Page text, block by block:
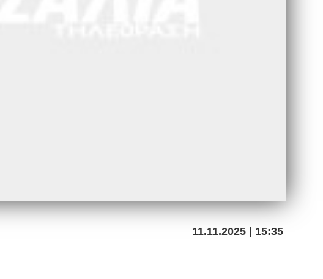
11.11.2025 | 15:35